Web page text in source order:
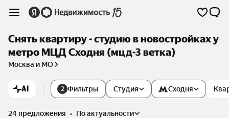
Снять квартиру - студию в новостройках у
метро МЦД Сходня (мцд-3 ветка)
Москва и МО
AI 2 Фильтры Студия Сходня
24 предложения •
по актуальности